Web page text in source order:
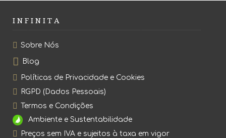
I N F I N I T A
Sobre Nós
Blog
Políticas de Privacidade e Cookies
RGPD (Dados Pessoais)
Termos e Condições
Ambiente e Sustentabilidade
Preços sem IVA e sujeitos à taxa em vigor